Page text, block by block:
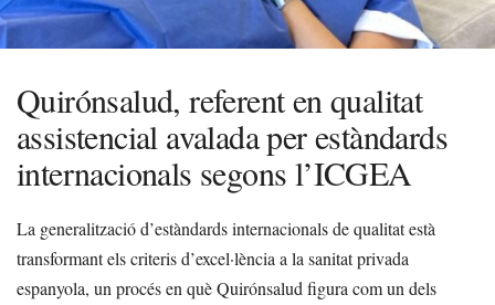
Quirónsalud, referent en qualitat
assistencial avalada per estàndards
internacionals segons l’ICGEA
La generalització d’estàndards internacionals de qualitat està
transformant els criteris d’excel·lència a la sanitat privada
espanyola, un procés en què Quirónsalud figura com un dels